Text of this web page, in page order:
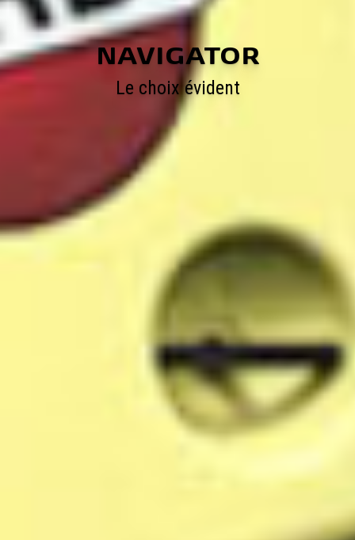
NAVIGATOR
Le choix évident